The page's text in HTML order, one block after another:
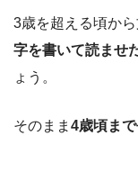
3歳を超える頃か
字を書いて読ませ
ょう。
そのまま 4歳頃ま